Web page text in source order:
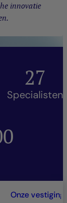
innovatie
27
Specialisten
Onze